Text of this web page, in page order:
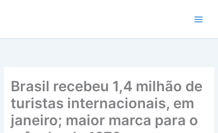
conteúdo
Brasil recebeu 1,4 milhão de
turistas internacionais, em
janeiro; maior marca para o